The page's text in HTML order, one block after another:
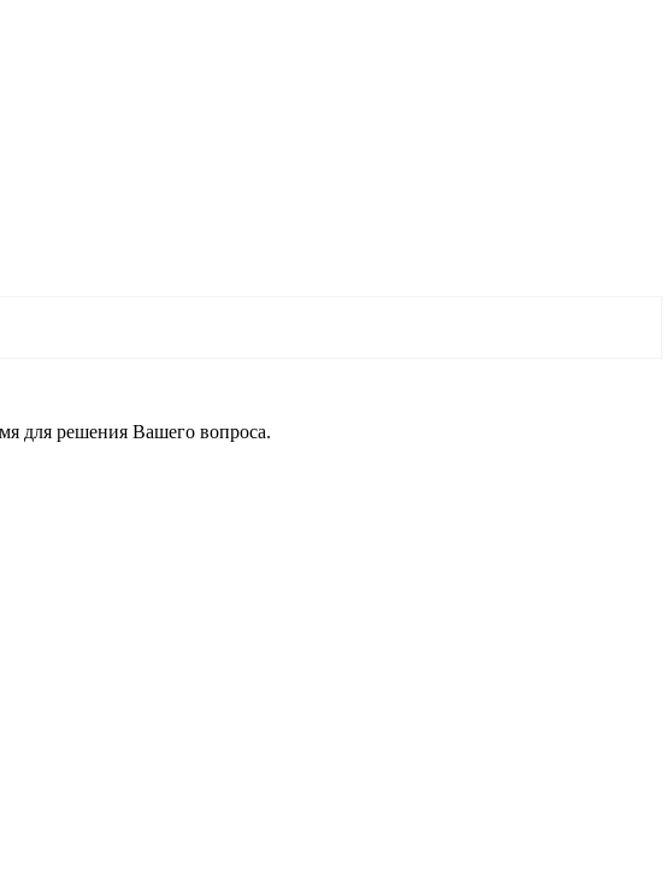
для решения Вашего вопроса.